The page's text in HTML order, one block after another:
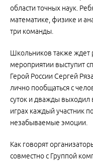
области точных наук.
математике, физике и
три команды.
Школьников также ждет
мероприятии выступит
Герой России Сергей
лично пообщаться с
суток и дважды выходил
играх каждый участник
незабываемые эмоции.
Как говорят
совместно с Группой